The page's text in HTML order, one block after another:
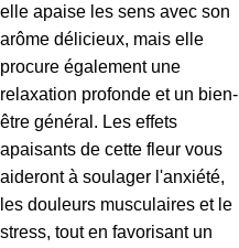
elle apaise les sens avec son
arôme délicieux, mais elle
procure également une
relaxation profonde et un bien-
être général. Les effets
apaisants de cette fleur vous
aideront à soulager l'anxiété,
les douleurs musculaires et le
stress, tout en favorisant un